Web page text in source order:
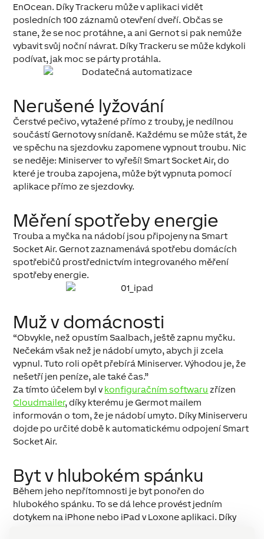
EnOcean. Díky Trackeru může v aplikaci vidět
posledních 100 záznamů otevření dveří. Občas se
stane, že se noc protáhne, a ani Gernot si pak nemůže
vybavit svůj noční návrat. Díky Trackeru se může kdykoli
podívat, jak moc se párty protáhla.
Nerušené lyžování
Čerstvé pečivo, vytažené přímo z trouby, je nedílnou
součástí Gernotovy snídaně. Každému se může stát, že
ve spěchu na sjezdovku zapomene vypnout troubu. Nic
se neděje: Miniserver to vyřeší! Smart Socket Air, do
které je trouba zapojena, může být vypnuta pomocí
aplikace přímo ze sjezdovky.
Měření spotřeby energie
Trouba a myčka na nádobí jsou připojeny na Smart
Socket Air. Gernot zaznamenává spotřebu domácích
spotřebičů prostřednictvím integrovaného měření
spotřeby energie.
Muž v domácnosti
“Obvykle, než opustím Saalbach, ještě zapnu myčku.
Nečekám však než je nádobí umyto, abych ji zcela
vypnul. Tuto roli opět přebírá Miniserver. Výhodou je, že
nešetří jen peníze, ale také čas.”
Za tímto účelem byl v konfiguračním softwaru zřízen
Cloudmailer, díky kterému je Germot mailem
informován o tom, že je nádobí umyto. Díky Miniserveru
dojde po určité době k automatickému odpojení Smart
Socket Air.
Byt v hlubokém spánku
Během jeho nepřítomnosti je byt ponořen do
hlubokého spánku. To se dá lehce provést jedním
dotykem na iPhone nebo iPad v Loxone aplikaci. Díky